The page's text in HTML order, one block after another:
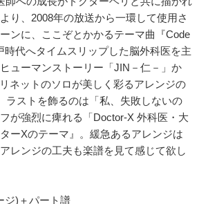
り、2008年の放送から一環して使用さ
ンに、ここぞとかかるテーマ曲『Code
時代へタイムスリップした脳外科医を主
ューマンストーリー「JIN－仁－」か
ネットのソロが美しく彩るアレンジの
ラストを飾るのは「私、失敗しないの
が強烈に痺れる「Doctor-X 外科医・大
ーXのテーマ』。緩急あるアレンジは
レンジの工夫も楽譜を見て感じて欲し
ジ)＋パート譜